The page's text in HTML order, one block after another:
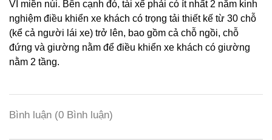
VI miền núi. Bên cạnh đó, tài xế phải có ít nhất 2 năm kinh
nghiệm điều khiển xe khách có trọng tải thiết kế từ 30 chỗ
(kể cả người lái xe) trở lên, bao gồm cả chỗ ngồi, chỗ
đứng và giường nằm để điều khiển xe khách có giường
nằm 2 tầng.
Bình luận (0 Bình luận)